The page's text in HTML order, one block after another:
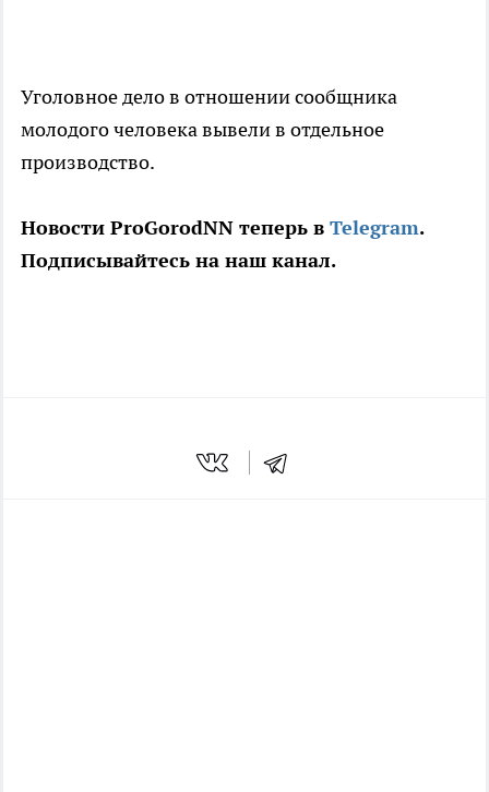
Уголовное дело в отношении сообщника
молодого человека вывели в отдельное
производство.
Новости ProGorodNN теперь в Telegram.
Подписывайтесь на наш канал.